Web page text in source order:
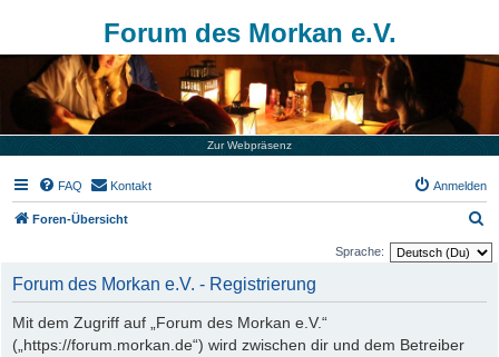
Forum des Morkan e.V.
Zur Webpräsenz
FAQ Kontakt Anmelden
Foren-Übersicht
u
Sprache:
Forum des Morkan e.V. - Registrierung
Mit dem Zugriff auf „Forum des Morkan e.V.“
(„https://forum.morkan.de“) wird zwischen dir und dem Betreiber